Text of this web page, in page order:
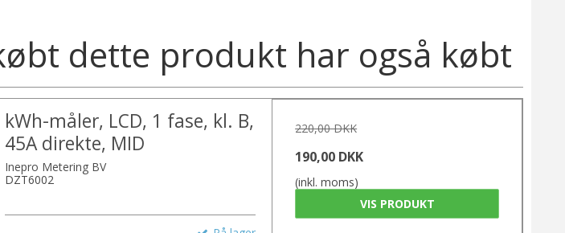
dette produkt har også købt
kWh-måler, LCD, 1 fase, kl. B,
45A direkte, MID
Inepro Metering BV
DZT6002
220,00 DKK
190,00 DKK
(inkl. moms)
VIS PRODUKT